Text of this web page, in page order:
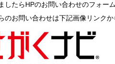
したらHPのお問い合わせのフォー
のお問い合わせは下記画像リンクか